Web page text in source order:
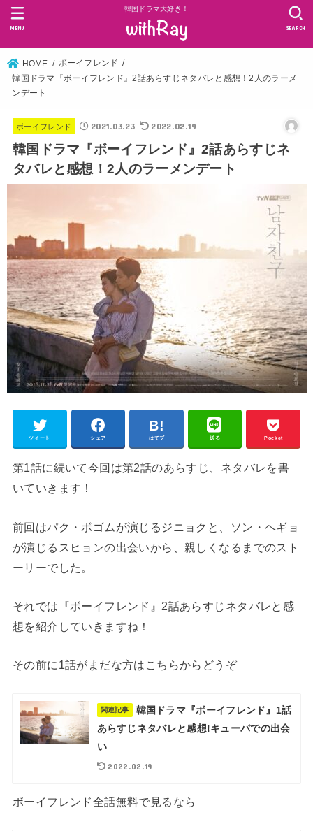
韓国ドラマ大好き！
SEARCH
MENU
HOME
ボーイフレンド
韓国ドラマ『ボーイフレンド』2話あらすじネタバレと感想！2人のラーメ
ンデート
ボーイフレンド 2021.03.23 2022.02.19
韓国ドラマ『ボーイフレンド』2話あらすじネ
タバレと感想！2人のラーメンデート
ツイート シェア はてブ 送る Pocket
第1話に続いて今回は第2話のあらすじ、ネタバレを書
いていきます！
前回はパク・ボゴムが演じるジニョクと、ソン・ヘギョ
が演じるスヒョンの出会いから、親しくなるまでのスト
ーリーでした。
それでは『ボーイフレンド』2話あらすじネタバレと感
想を紹介していきますね！
その前に1話がまだな方はこちらからどうぞ
関連記事
韓国ドラマ『ボーイフレンド』1話
あらすじネタバレと感想!キューバでの出会
い
2022.02.19
ボーイフレンド全話無料で見るなら